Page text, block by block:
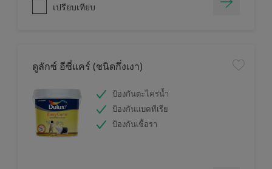
เปรียบเทียบ
ดูลักซ์ อีซี่แคร์ (ชนิดกึ่งเงา)
ป้องกันตะไคร่น้ำ
ป้องกันแบคทีเรีย
ป้องกันเชื้อรา